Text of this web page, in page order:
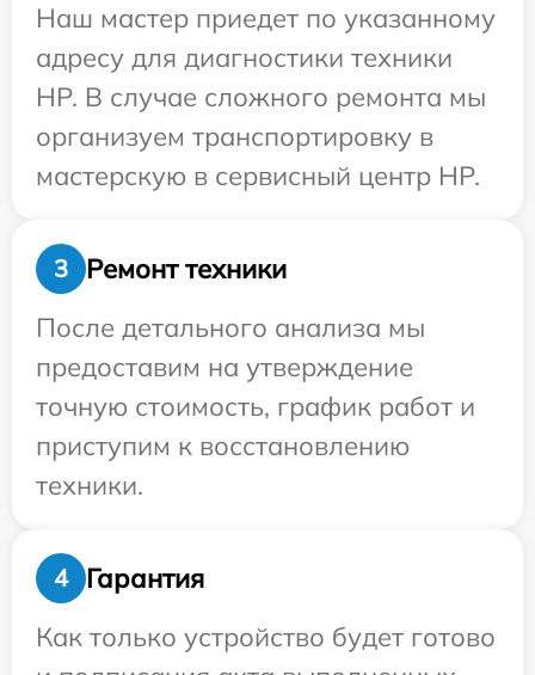
Наш мастер приедет по указанному
адресу для диагностики техники
HP. В случае сложного ремонта мы
организуем транспортировку в
мастерскую в сервисный центр HP.
3
Ремонт техники
После детального анализа мы
предоставим на утверждение
точную стоимость, график работ и
приступим к восстановлению
техники.
4
Гарантия
Как только устройство будет готово